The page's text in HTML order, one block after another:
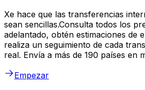
Xe hace que las transferencias
sean sencillas.Consulta todos los
adelantado, obtén estimaciones de
realiza un seguimiento de cada
real. Envía a más de 190 países en
Empezar